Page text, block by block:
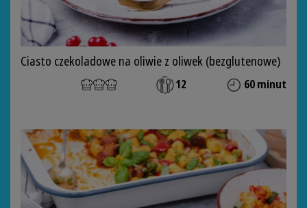
Ciasto czekoladowe na oliwie z oliwek (bezglutenowe)
12 60 minut